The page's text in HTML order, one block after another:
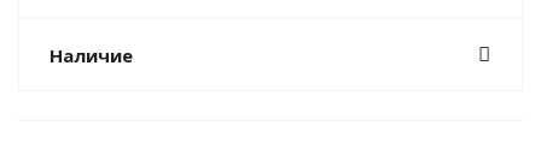
Наличие